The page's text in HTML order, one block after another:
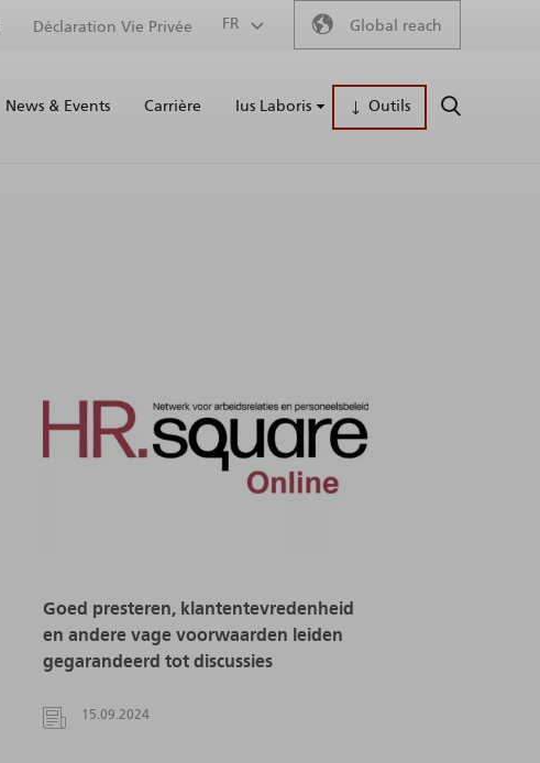
Secondary
menu
Déclaration Vie Privée FR Global reach
Main
News & Events Carrière Ius Laboris Outils
Goed presteren, klantentevredenheid
en andere vage voorwaarden leiden
gegarandeerd tot discussies
15.09.2024